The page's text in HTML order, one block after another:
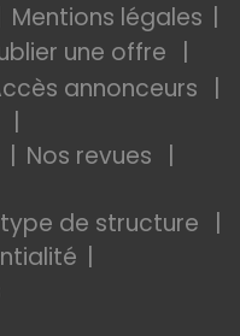
Mentions légales
une offre
annonceurs
Nos revues
de structure